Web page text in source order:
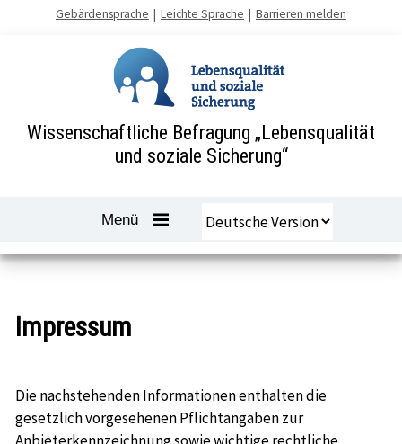
Gebärdensprache Leichte Sprache Barrieren melden
Wissenschaftliche Befragung „Lebensqualität
und soziale Sicherung“
Navigation
schliessen
Menü
Sprache
Impressum
Die nachstehenden Informationen enthalten die
gesetzlich vorgesehenen Pflichtangaben zur